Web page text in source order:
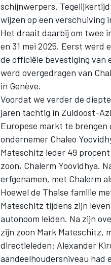
WEC
schijnwerpers.
wijzen op een verschuiving
Het draait daarbij om twee
en 31 mei 2025. Eerst werd
de officiële bevestiging van
werd overgedragen van
in Genève.
Voordat we verder de
jaren tachtig in Zuidoost-
Europese markt te brengen
ondernemer Chaleo
Mateschitz ieder 49 procent
zoon, Chalerm Yoovidhya.
erfgenamen, met Chalerm
Hoewel de Thaise familie
Mateschitz tijdens zijn
autonoom leiden. Na zijn
zijn zoon Mark Mateschitz,
directieleden: Alexander
aandeelhoudersniveau had